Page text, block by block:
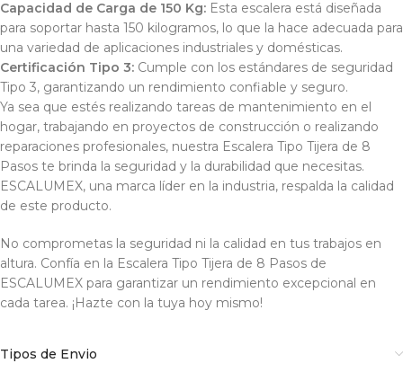
Capacidad de Carga de 150 Kg: Esta escalera está diseñada
para soportar hasta 150 kilogramos, lo que la hace adecuada para
una variedad de aplicaciones industriales y domésticas.
Certificación Tipo 3: Cumple con los estándares de seguridad
Tipo 3, garantizando un rendimiento confiable y seguro.
Ya sea que estés realizando tareas de mantenimiento en el
hogar, trabajando en proyectos de construcción o realizando
reparaciones profesionales, nuestra Escalera Tipo Tijera de 8
Pasos te brinda la seguridad y la durabilidad que necesitas.
ESCALUMEX, una marca líder en la industria, respalda la calidad
de este producto.
No comprometas la seguridad ni la calidad en tus trabajos en
altura. Confía en la Escalera Tipo Tijera de 8 Pasos de
ESCALUMEX para garantizar un rendimiento excepcional en
cada tarea. ¡Hazte con la tuya hoy mismo!
Tipos de Envio